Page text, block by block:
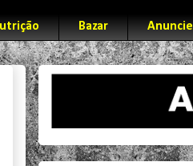
Bazar Anuncie